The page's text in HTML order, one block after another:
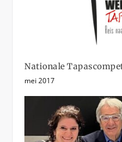
Nationale
mei 2017